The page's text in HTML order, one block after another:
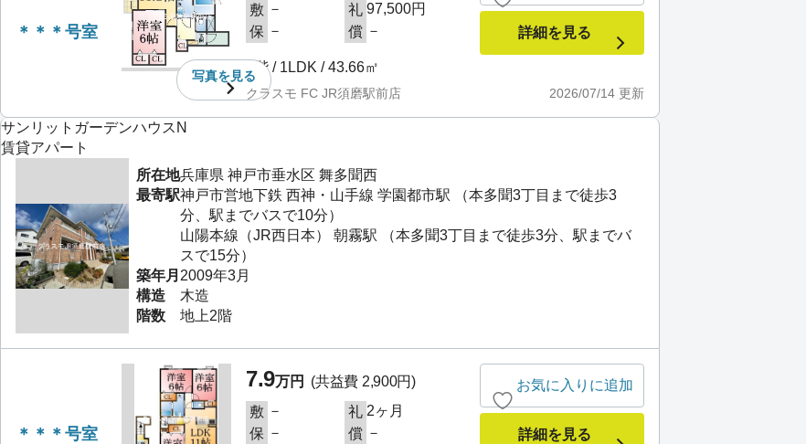
＊＊＊号室
写真を見る
敷 － 礼 97,500円
保 － 償 －
1階 / 1LDK / 43.66㎡
2026/07/14 更新
クラスモ FC JR須磨駅前店
詳細を見る
サンリットガーデンハウスN
賃貸アパート
所在地兵庫県 神戸市垂水区 舞多聞西
最寄駅神戸市営地下鉄 西神・山手線 学園都市駅 （本多聞3丁目まで徒歩3
分、駅までバスで10分）
山陽本線（JR西日本） 朝霧駅 （本多聞3丁目まで徒歩3分、駅までバ
スで15分）
築年月 2009年3月
構造
木造
階数
地上2階
＊＊＊号室
7.9万円
(共益費 2,900円)
敷 － 礼 2ヶ月
保 － 償 －
お気に入りに追加
詳細を見る